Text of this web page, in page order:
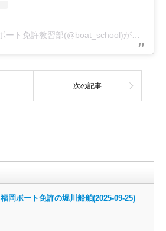
次の記事
福岡ボート免許の堀川船舶(2025-09-25)